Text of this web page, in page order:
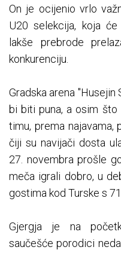
On je ocijenio vrlo
U20 selekcija, koja
lakše prebrode
konkurenciju.
Gradska arena
bi biti puna, a osim što
timu, prema
čiji su navijači dosta
27. novembra prošle
meča igrali dobro, u
gostima kod Turske s
Gjergja je na
saučešće porodici